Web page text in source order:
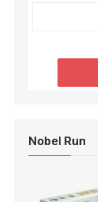
Nobel Run